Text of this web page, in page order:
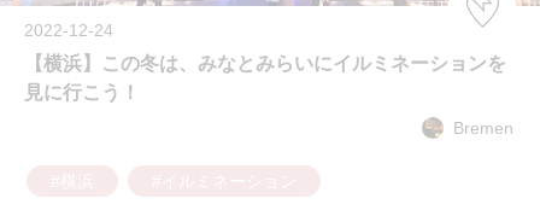
2022-12-24
【横浜】この冬は、みなとみらいにイルミネーションを
見に行こう！
Bremen